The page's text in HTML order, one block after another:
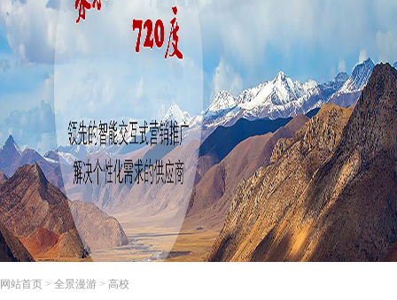
网站首页 > 全景漫游 > 高校